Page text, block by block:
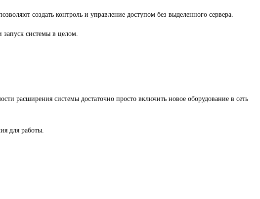
создать контроль и управление доступом без выделенного сервера.
запуск системы в целом.
расширения системы достаточно просто включить новое оборудование в сеть
для работы.